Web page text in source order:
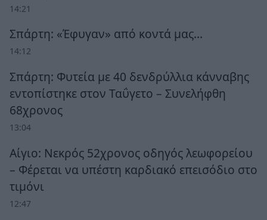
14:21
Σπάρτη: «Έφυγαν» από κοντά μας…
14:12
Σπάρτη: Φυτεία με 40 δενδρύλλια κάνναβης
εντοπίστηκε στον Ταΰγετο – Συνελήφθη
68χρονος
13:04
Αίγιο: Νεκρός 52χρονος οδηγός λεωφορείου
– Φέρεται να υπέστη καρδιακό επεισόδιο στο
τιμόνι
12:47